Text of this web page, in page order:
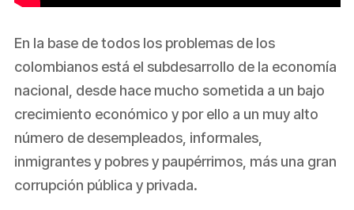
En la base de todos los problemas de los
colombianos está el subdesarrollo de la economía
nacional, desde hace mucho sometida a un bajo
crecimiento económico y por ello a un muy alto
número de desempleados, informales,
inmigrantes y pobres y paupérrimos, más una gran
corrupción pública y privada.